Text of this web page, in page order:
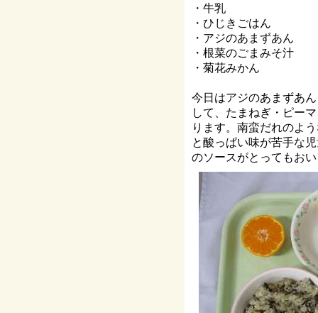
・牛乳
・ひじきごはん
・アジのあまずあん
・根菜のごまみそ汁
・菊花みかん
今日はアジのあまずあ
して、たまねぎ・ピー
ります。南蛮だれのよ
と酸っぱい味が苦手な
のソースがとってもお